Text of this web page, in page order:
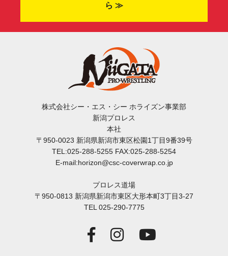
ら ≫
株式会社シー・エス・シー ホライズン事業部
新潟プロレス
本社
〒950-0023 新潟県新潟市東区松園1丁目9番39号
TEL:025-288-5255 FAX:025-288-5254
E-mail:horizon@csc-coverwrap.co.jp
プロレス道場
〒950-0813 新潟県新潟市東区大形本町3丁目3-27
TEL 025-290-7775